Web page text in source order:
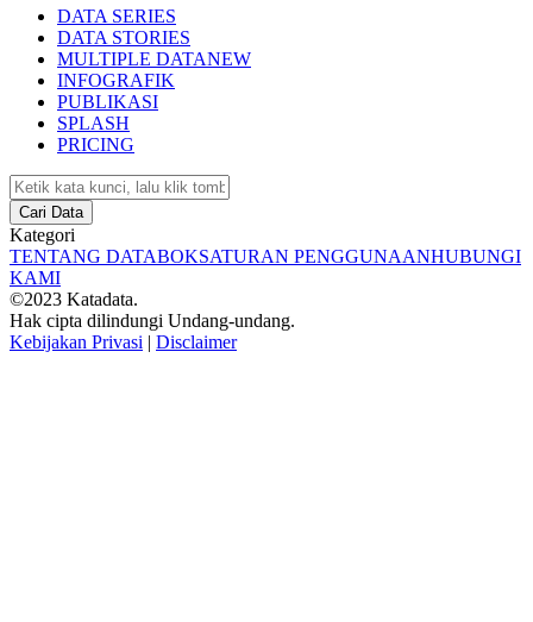
DATA SERIES
DATA STORIES
MULTIPLE DATANEW
INFOGRAFIK
PUBLIKASI
SPLASH
PRICING
Cari Data
Kategori
TENTANG DATABOKSATURAN PENGGUNAANHUBUNGI
KAMI
©2023 Katadata.
Hak cipta dilindungi Undang-undang.
Kebijakan Privasi | Disclaimer